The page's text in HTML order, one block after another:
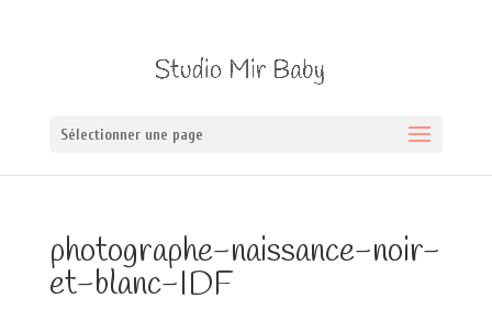
Sélectionner une page
photographe-naissance-noir-
et-blanc-IDF